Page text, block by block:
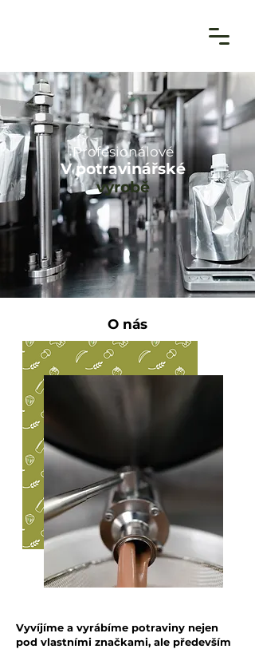
Profesionálové
V potravinářské
výrobě
O nás
Vyvíjíme a vyrábíme potraviny nejen
pod vlastními značkami, ale především